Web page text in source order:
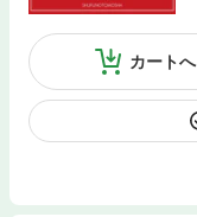
カートへ